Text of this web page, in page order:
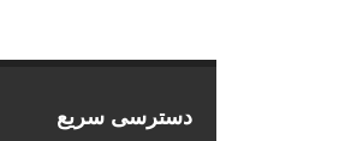
دسترسی سریع